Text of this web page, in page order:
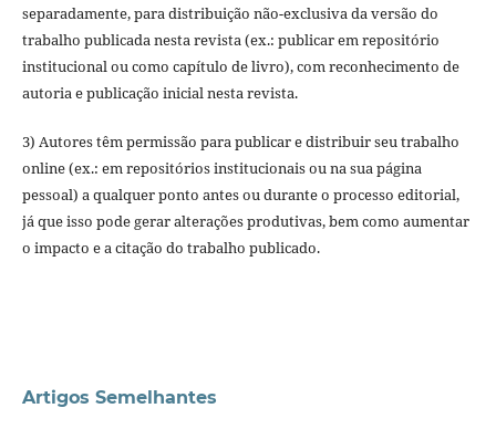
separadamente, para distribuição não-exclusiva da versão do
trabalho publicada nesta revista (ex.: publicar em repositório
institucional ou como capítulo de livro), com reconhecimento de
autoria e publicação inicial nesta revista.
3) Autores têm permissão para publicar e distribuir seu trabalho
online (ex.: em repositórios institucionais ou na sua página
pessoal) a qualquer ponto antes ou durante o processo editorial,
já que isso pode gerar alterações produtivas, bem como aumentar
o impacto e a citação do trabalho publicado.
Artigos Semelhantes